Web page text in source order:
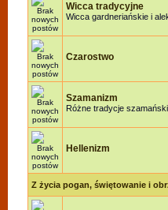
Wicca tradycyjne
Wicca gardneriańskie i
Czarostwo
Szamanizm
Różne tradycje
Hellenizm
Z życia pogan, świętowanie i